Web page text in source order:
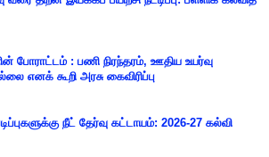
போராட்டம் : பணி நிரந்தரம், ஊதிய உயர்வு
எனக் கூறி அரசு கைவிரிப்பு
நீட் தேர்வு கட்டாயம்: 2026-27 கல்வி